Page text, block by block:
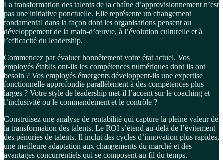
La transformation des talents de la chaîne d’approvisionnement n’est
pas une initiative ponctuelle. Elle représente un changement
fondamental dans la façon dont les organisations pensent au
développement de la main-d’œuvre, à l’évolution culturelle et à
l’efficacité du leadership.
Commencez par évaluer honnêtement votre état actuel. Vos
employés établis ont-ils les compétences numériques dont ils ont
besoin ? Vos employés émergents développent-ils une expertise
fonctionnelle approfondie parallèlement à des compétences plus
larges ? Votre style de leadership met-il l’accent sur le coaching et
l’inclusivité ou le commandement et le contrôle ?
Construisez une analyse de rentabilité qui capture la pleine valeur de
la transformation des talents. Le ROI s’étend au-delà de l’évitement
des pénuries de talents. Il inclut des cycles d’innovation plus rapides,
une meilleure adaptation aux changements du marché et des
avantages concurrentiels qui se composent au fil du temps.